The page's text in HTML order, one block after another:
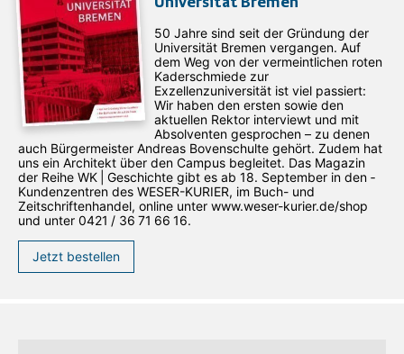
50 Jahre sind seit der Gründung der
Universität Bremen vergangen. Auf
dem Weg von der vermeintlichen roten
Kaderschmiede zur
Exzellenzuniversität ist viel passiert:
Wir haben den ersten sowie den
aktuellen Rektor interviewt und mit
Absolventen gesprochen – zu denen
auch Bürgermeister Andreas Bovenschulte gehört. Zudem hat
uns ein Architekt über den Campus begleitet. Das Magazin
der Reihe WK | Geschichte gibt es ab 18. September in den ­
Kundenzentren des WESER-­KURIER, im Buch- und
Zeitschriftenhandel, online unter www.weser-kurier.de/shop
und unter 0421 / 36 71 66 16.
Jetzt bestellen